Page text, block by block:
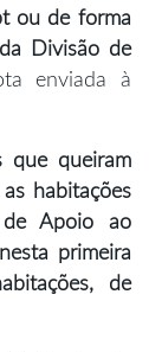
ou de forma
Divisão de
enviada à
que queiram
habitações
Apoio ao
primeira
de